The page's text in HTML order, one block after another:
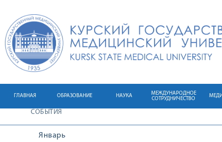
ГЛАВНАЯ ОБРАЗОВАНИЕ НАУКА
МЕЖДУНАРОДНОЕ
СОТРУДНИЧЕСТВО
СОБЫТИЯ
Январь